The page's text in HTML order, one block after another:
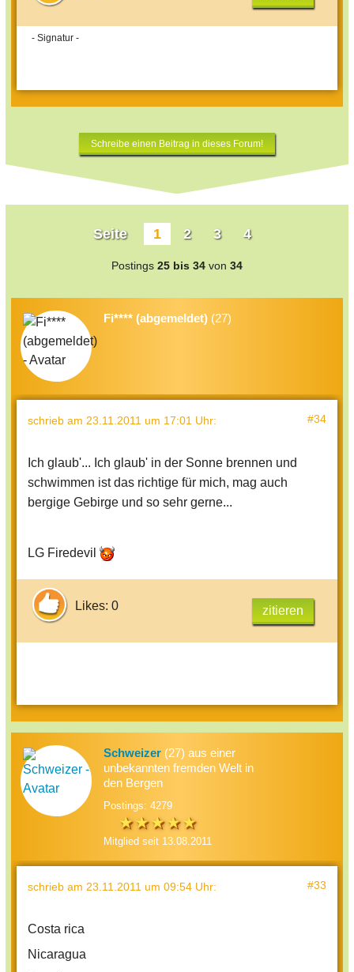
- Signatur -
Schreibe einen Beitrag in dieses Forum!
Seite 1 2 3 4
Postings 25 bis 34 von 34
Fi**** (abgemeldet) (27)
schrieb am 23.11.2011 um 17:01 Uhr: #34
Ich glaub'... Ich glaub' in der Sonne brennen und
schwimmen ist das richtige für mich, mag auch
bergige Gebirge und so sehr gerne...
LG Firedevil
Likes: 0 zitieren
Schweizer (27) aus einer
unbekannten fremden Welt in
den Bergen
Postings: 4279
Mitglied seit 13.08.2011
schrieb am 23.11.2011 um 09:54 Uhr: #33
Costa rica
Nicaragua